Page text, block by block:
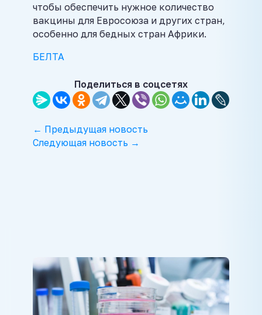
чтобы обеспечить нужное количество
вакцины для Евросоюза и других стран,
особенно для бедных стран Африки.
БЕЛТА
Поделиться в соцсетях
← Предыдущая новость
Следующая новость →